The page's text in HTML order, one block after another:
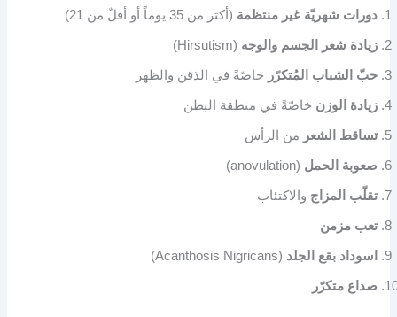
دورات شهريّة غير منتظمة (أكثر من 35 يوماً أو أقلّ من 21)
زيادة شعر الجسم والوجه (Hirsutism)
حبّ الشباب المُتكرّر خاصّةً في الذقن والظهر
زيادة الوزن خاصّةً في منطقة البطن
تساقط الشعر من الرأس
صعوبة الحمل (anovulation)
تقلّب المزاج والاكتئاب
تعب مزمن
اسوداد بقع الجلد (Acanthosis Nigricans)
صداع متكرّر